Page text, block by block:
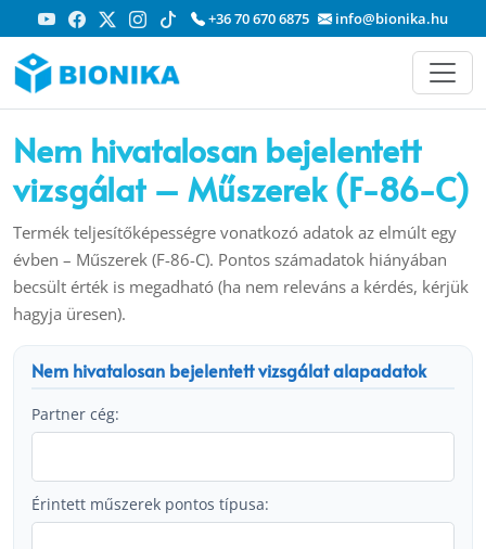
+36 70 670 6875 info@bionika.hu
Nem hivatalosan bejelentett
vizsgálat – Műszerek (F-86-C)
Termék teljesítőképességre vonatkozó adatok az elmúlt egy
évben – Műszerek (F-86-C). Pontos számadatok hiányában
becsült érték is megadható (ha nem releváns a kérdés, kérjük
hagyja üresen).
Nem hivatalosan bejelentett vizsgálat alapadatok
Partner cég:
Érintett műszerek pontos típusa: